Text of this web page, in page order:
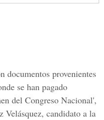
documentos provenientes
se han pagado
del Congreso Nacional',
Velásquez, candidato a la